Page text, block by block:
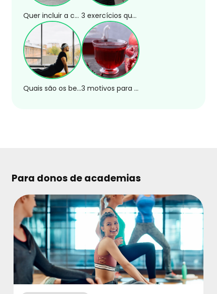
Quer incluir a calistenia no seu treino? Confira 3 exercícios! 3 exercícios que substituem a rosca direta na polia
Quais são os benefícios da postura da cobra? 3 motivos para tomar chá de romã
Para donos de academias